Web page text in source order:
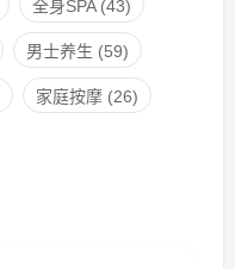
全身SPA(43)
男士养生 (59)
家庭按摩(26)